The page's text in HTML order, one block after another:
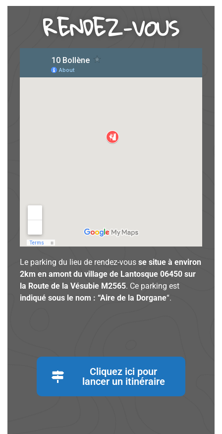
RENDEZ-VOUS
Le parking du lieu de rendez-vous se situe à environ
2km en amont du village de Lantosque 06450 sur
la Route de la Vésubie M2565. Ce parking est
indiqué sous le nom : “Aire de la Dorgane“.
Cliquez ici pour
lancer un itinéraire